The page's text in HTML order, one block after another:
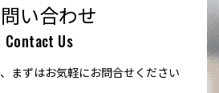
い合わせ
Contact Us
まずはお気軽にお問合せください